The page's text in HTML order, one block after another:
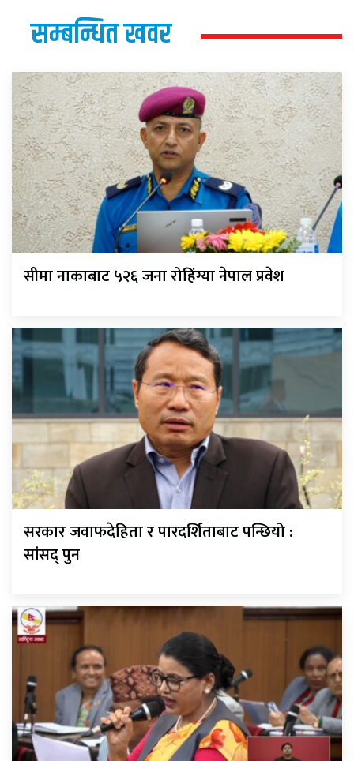
सम्बन्धित खवर
सीमा नाकाबाट ५२६ जना रोहिंग्या नेपाल प्रवेश
सरकार जवाफदेहिता र पारदर्शिताबाट पन्छियो :
सांसद् पुन